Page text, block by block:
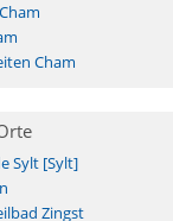
Cham
Sylt [Sylt]
Zingst